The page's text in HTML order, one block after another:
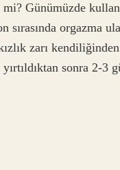
Günümüzde
sırasında orgazma
zarı
sonra 2-